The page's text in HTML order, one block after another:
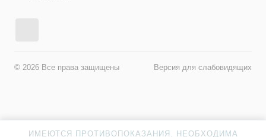
© 2026 Все права защищены Версия для слабовидящих
ИМЕЮТСЯ ПРОТИВОПОКАЗАНИЯ. НЕОБХОДИМА